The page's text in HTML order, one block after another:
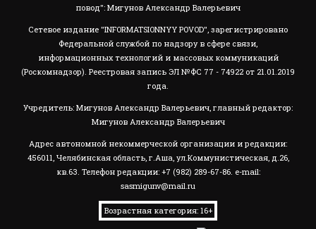
повод": Мигунов Александр Валерьевич
Сетевое издание "INFORMATSIONNYY POVOD", зарегистрировано
Федеральной службой по надзору в сфере связи,
информационных технологий и массовых коммуникаций
(Роскомнадзор). Реестровая запись ЭЛ №ФС 77 - 74922 от 21.01.2019
года.
Учредитель: Мигунов Александр Валерьевич, главный редактор:
Мигунов Александр Валерьевич
Адрес автономной некоммерческой организации и редакции:
456011, Челябинская область, г.Аша, ул.Коммунистическая, д.26,
кв.63. Телефон редакции: +7 (982) 289-67-86. e-mail:
sasmigunv@mail.ru
Возрастная категория: 16+